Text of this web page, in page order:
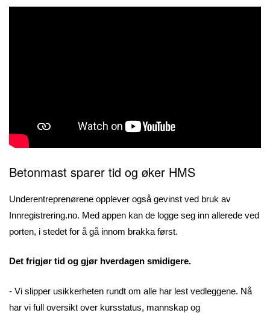
Betonmast sparer tid og øker HMS
Underentreprenørene opplever også gevinst ved bruk av
Innregistrering.no. Med appen kan de logge seg inn allerede ved
porten, i stedet for å gå innom brakka først.
Det frigjør tid og gjør hverdagen smidigere.
- Vi slipper usikkerheten rundt om alle har lest vedleggene. Nå
har vi full oversikt over kursstatus, mannskap og